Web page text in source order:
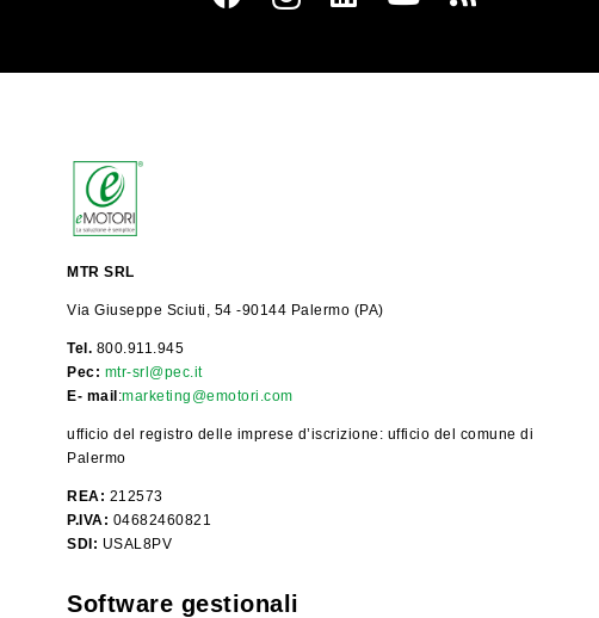
MTR SRL
Via Giuseppe Sciuti, 54 -90144 Palermo (PA)
Tel. 800.911.945
Pec: mtr-srl@pec.it
E- mail:marketing@emotori.com
ufficio del registro delle imprese d’iscrizione: ufficio del comune di
Palermo
REA: 212573
P.IVA: 04682460821
SDI: USAL8PV
Software gestionali